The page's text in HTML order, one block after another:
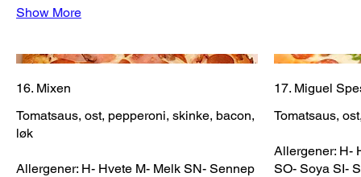
Show More
16. Mixen
Tomatsaus, ost, pepperoni, skinke, bacon,
løk
Allergener: H- Hvete M- Melk SN- Sennep
17. Miguel
Tomatsaus,
Allergener: H-
SO- Soya SI-